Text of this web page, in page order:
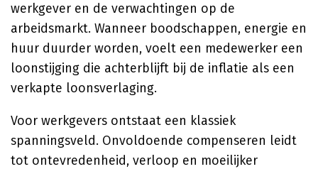
werkgever en de verwachtingen op de
arbeidsmarkt. Wanneer boodschappen, energie en
huur duurder worden, voelt een medewerker een
loonstijging die achterblijft bij de inflatie als een
verkapte loonsverlaging.
Voor werkgevers ontstaat een klassiek
spanningsveld. Onvoldoende compenseren leidt
tot ontevredenheid, verloop en moeilijker